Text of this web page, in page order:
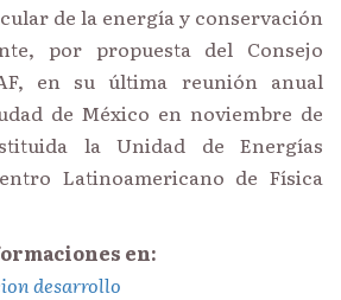
de la energía y conservación
por propuesta del Consejo
en su última reunión anual
de México en noviembre de
la Unidad de Energías
Latinoamericano de Física
en:
desarrollo